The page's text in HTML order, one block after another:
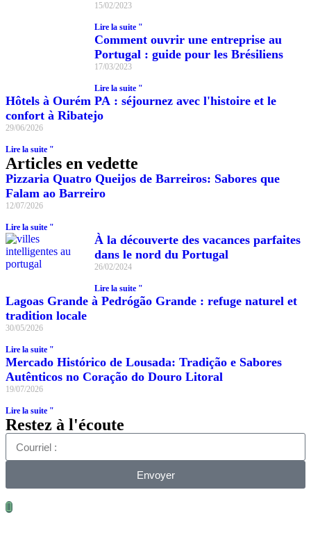
15/02/2023
Lire la suite "
Comment ouvrir une entreprise au
Portugal : guide pour les Brésiliens
17/03/2023
Lire la suite "
Hôtels à Ourém PA : séjournez avec l'histoire et le
confort à Ribatejo
29/06/2026
Lire la suite "
Articles en vedette
Pizzaria Quatro Queijos de Barreiros: Sabores que
Falam ao Barreiro
12/07/2026
Lire la suite "
À la découverte des vacances parfaites
dans le nord du Portugal
26/02/2024
Lire la suite "
Lagoas Grande à Pedrógão Grande : refuge naturel et
tradition locale
30/05/2026
Lire la suite "
Mercado Histórico de Lousada: Tradição e Sabores
Autênticos no Coração do Douro Litoral
19/07/2026
Lire la suite "
Restez à l'écoute
Envoyer